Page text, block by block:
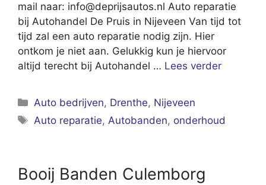
mail naar: info@deprijsautos.nl Auto reparatie
bij Autohandel De Pruis in Nijeveen Van tijd tot
tijd zal een auto reparatie nodig zijn. Hier
ontkom je niet aan. Gelukkig kun je hiervoor
altijd terecht bij Autohandel … Lees verder
Categorieën
Auto bedrijven, Drenthe, Nijeveen
Tags
Auto reparatie,Autobanden, onderhoud
Booij Banden Culemborg